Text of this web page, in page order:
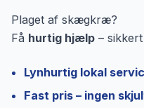
Plaget af skægkræ?
Få hurtig hjælp –
Lynhurtig lokal
Fast pris – ingen